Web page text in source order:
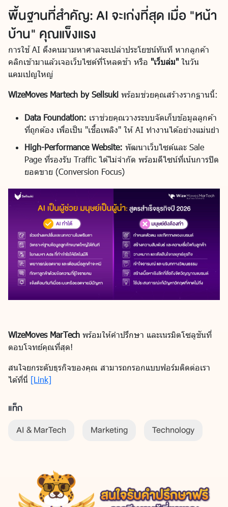
พื้นฐานที่สำคัญ: AI จะเก่งที่สุด เมื่อ "หน้า
บ้าน" คุณแข็งแรง
การใช้ AI ดึงคนมามหาศาลจะเปล่าประโยชน์ทันที หากลูกค้า
คลิกเข้ามาแล้วเจอเว็บไซต์ที่โหลดช้า หรือ "เว็บล่ม"ในวัน
แคมเปญใหญ่
WizeMoves Martech by Sellsuki พร้อมช่วยคุณสร้างรากฐานนี้:
Data Foundation: เราช่วยคุณวางระบบจัดเก็บข้อมูลลูกค้า
ที่ถูกต้อง เพื่อเป็น "เชื้อเพลิง" ให้ AI ทำงานได้อย่างแม่นยำ
High-Performance Website: พัฒนาเว็บไซต์และ Sale
Page ที่รองรับ Traffic ได้ไม่จำกัด พร้อมดีไซน์ที่เน้นการปิด
ยอดขาย (Conversion Focus)
WizeMoves MarTech พร้อมให้คำปรึกษา และเนรมิตโซลูชันที่
ตอบโจทย์คุณที่สุด!
สนใจยกระดับธุรกิจของคุณ สามารถกรอกแบบฟอร์มติดต่อเรา
ได้ที่นี่ [Link]
แท็ก
AI & MarTech
Marketing Technology